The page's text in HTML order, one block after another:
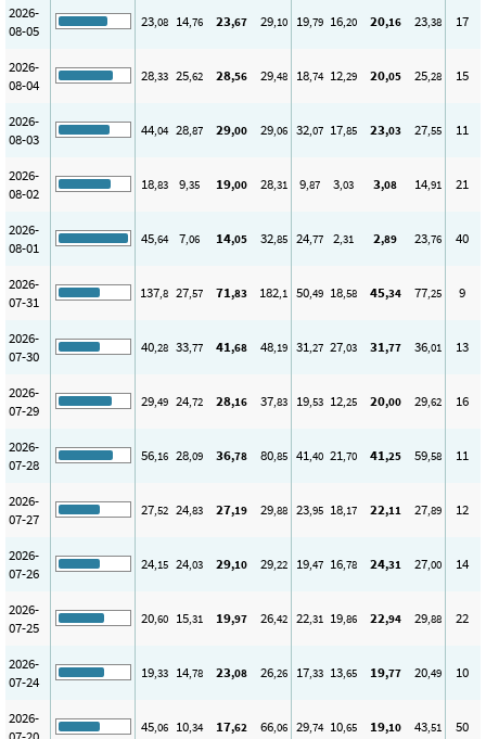
2026-
08-05
23,08 14,76 23,67 29,10 19,79 16,20 20,16 23,38 17
2026-
08-04
28,33 25,62 28,56 29,48 18,74 12,29 20,05 25,28 15
2026-
08-03
44,04 28,87 29,00 29,06 32,07 17,85 23,03 27,55 11
2026-
08-02
18,83 9,35 19,00 28,31 9,87 3,03 3,08 14,91 21
2026-
08-01
45,64 7,06 14,05 32,85 24,77 2,31 2,89 23,76 40
2026-
07-31
137,8 27,57 71,83 182,1 50,49 18,58 45,34 77,25 9
2026-
07-30
40,28 33,77 41,68 48,19 31,27 27,03 31,77 36,01 13
2026-
07-29
29,49 24,72 28,16 37,83 19,53 12,25 20,00 29,62 16
2026-
07-28
56,16 28,09 36,78 80,85 41,40 21,70 41,25 59,58 11
2026-
07-27
27,52 24,83 27,19 29,88 23,95 18,17 22,11 27,89 12
2026-
07-26
24,15 24,03 29,10 29,22 19,47 16,78 24,31 27,00 14
2026-
07-25
20,60 15,31 19,97 26,42 22,31 19,86 22,94 29,88 22
2026-
07-24
19,33 14,78 23,08 26,26 17,33 13,65 19,77 20,49 10
2026-
45,06 10,34 17,62 66,06 29,74 10,65 19,10 43,51 50